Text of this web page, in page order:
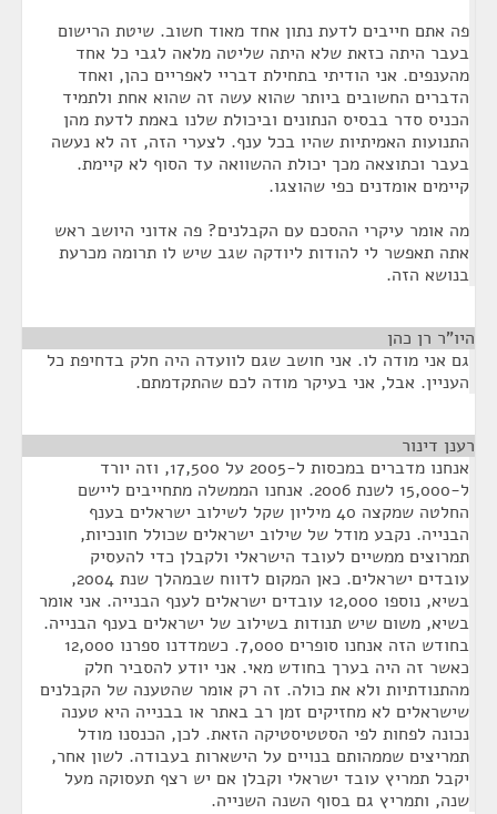
פה אתם חייבים לדעת נתון אחד מאוד חשוב. שיטת הרישום
בעבר היתה כזאת שלא היתה שליטה מלאה לגבי כל אחד
מהענפים. אני הודיתי בתחילת דבריי לאפריים כהן, ואחד
הדברים החשובים ביותר שהוא עשה זה שהוא אחת ולתמיד
הכניס סדר בבסיס הנתונים וביכולת שלנו באמת לדעת מהן
התנועות האמיתיות שהיו בכל ענף. לצערי הזה, זה לא נעשה
בעבר וכתוצאה מכך יכולת ההשוואה עד הסוף לא קיימת.
קיימים אומדנים כפי שהוצגו.
מה אומר עיקרי ההסכם עם הקבלנים? פה אדוני היושב ראש
אתה תאפשר לי להודות ליודקה שגב שיש לו תרומה מכרעת
בנושא הזה.
היו"ר רן כהן
גם אני מודה לו. אני חושב שגם לוועדה היה חלק בדחיפת כל
העניין. אבל, אני בעיקר מודה לכם שהתקדמתם.
רענן דינור
אנחנו מדברים במכסות ל-2005 על 17,500, וזה יורד
ל-15,000 לשנת 2006. אנחנו הממשלה מתחייבים ליישם
החלטה שמקצה 40 מיליון שקל לשילוב ישראלים בענף
הבנייה. נקבע מודל של שילוב ישראלים שכולל חונכיות,
תמרוצים ממשיים לעובד הישראלי ולקבלן כדי להעסיק
עובדים ישראלים. כאן המקום לדווח שבמהלך שנת 2004,
בשיא, נוספו 12,000 עובדים ישראלים לענף הבנייה. אני אומר
בשיא, משום שיש תנודות בשילוב של ישראלים בענף הבנייה.
בחודש הזה אנחנו סופרים 7,000. כשמדדנו ספרנו 12,000
כאשר זה היה בערך בחודש מאי. אני יודע להסביר חלק
מהתנודתיות ולא את כולה. זה רק אומר שהטענה של הקבלנים
שישראלים לא מחזיקים זמן רב באתר או בבנייה היא טענה
נכונה לפחות לפי הסטטיסטיקה הזאת. לכן, הכנסנו מודל
תמריצים שממהותם בנויים על הישארות בעבודה. לשון אחר,
יקבל תמריץ עובד ישראלי וקבלן אם יש רצף תעסוקה מעל
שנה, ותמריץ גם בסוף השנה השנייה.